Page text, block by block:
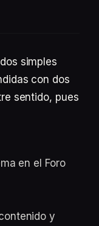
simples
con dos
sentido, pues
en el Foro
y